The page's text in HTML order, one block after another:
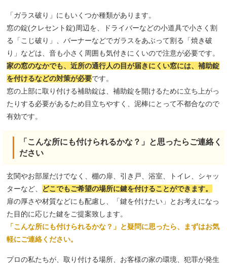
「ガラス破り」にもいくつか種類があります。
窓の錠(クレセント錠)周辺を、ドライバーなどの小道具で小さく割
る「こじ破り」、バーナーなどでガラスをあぶって割る「焼き破
り」などは、音も小さく周囲も気付きにくいので注意が必要です。
家の窓のなかでも、近所の通行人の目が届きにくい窓には、補助錠
を付けるなどの対策が必要です。
窓の上部に取り付ける補助錠は、補助錠を開けるために立ち上がっ
たりする必要があるため目立ちやすく、泥棒にとって不都合なので
有効です。
「こんな所にも付けられるかな？」と思ったらご連絡く
ださい
玄関やお部屋だけでなく、棚の扉、引き戸、浴室、トイレ、シャッ
ターなど、
どこでもご希望の場所に鍵を付けることができます。
扉の厚さや材質などにも配慮し、「鍵を付けたい」とお考えになっ
た目的に応じた鍵をご提案致します。
「こんな所にも付けられるかな？」と疑問に思ったら、まずはお気
軽にご連絡ください。
プロの私たちが、取り付ける場所、お客様の家の環境、犯罪が発生